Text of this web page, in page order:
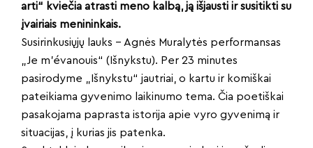
arti“ kviečia atrasti meno kalbą, ją išjausti ir susitikti su
įvairiais menininkais.
Susirinkusiųjų lauks – Agnės Muralytės performansas
„Je m’évanouis“ (Išnykstu). Per 23 minutes
pasirodyme „Išnykstu“ jautriai, o kartu ir komiškai
pateikiama gyvenimo laikinumo tema. Čia poetiškai
pasakojama paprasta istorija apie vyro gyvenimą ir
situacijas, į kurias jis patenka.